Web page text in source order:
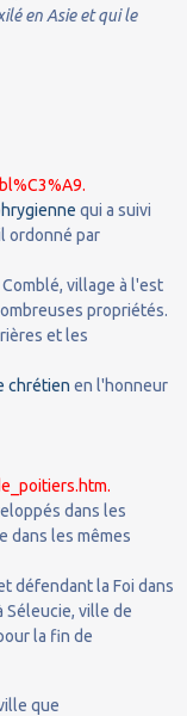
en Asie et qui le
qui a suivi
ordonné par
village à l'est
propriétés.
et les
chrétien en l'honneur
dans les
dans les mêmes
défendant la Foi dans
Séleucie, ville de
la fin de
que